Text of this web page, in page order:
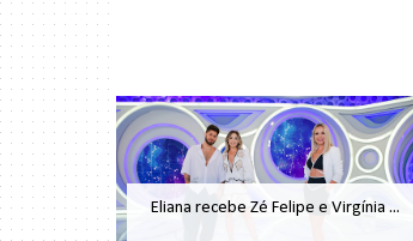
Eliana recebe Zé Felipe e Virgínia ...